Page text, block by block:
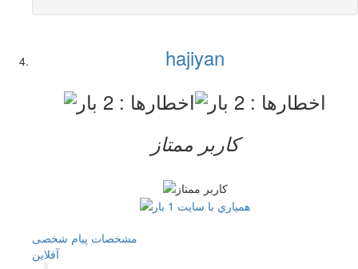
hajiyan
کاربر ممتاز
مشخصات پیام شخصی
آفلاين